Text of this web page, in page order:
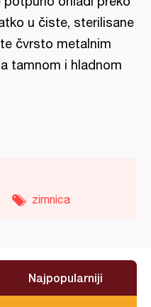
u čiste, sterilisane
čvrsto metalnim
tamnom i hladnom
zimnica
Najpopularniji